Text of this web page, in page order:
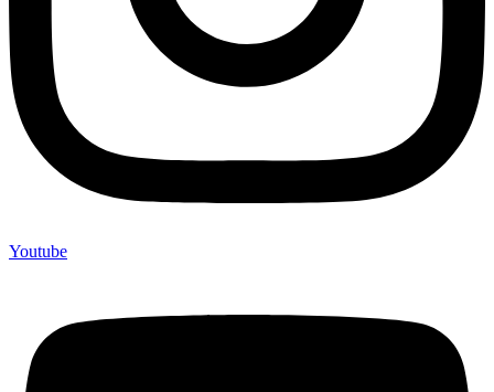
Youtube